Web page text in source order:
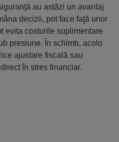
au astăzi un avantaj
decizii, pot face faţă unor
evita costurile suplimentare
presiune. În schimb, acolo
ajustare fiscală sau
în stres financiar.